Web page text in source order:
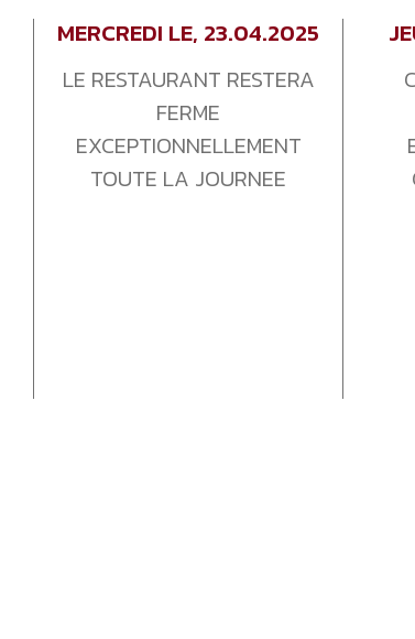
MERCREDI LE, 23.04.2025
LE RESTAURANT RESTERA
FERME
EXCEPTIONNELLEMENT
TOUTE LA JOURNEE